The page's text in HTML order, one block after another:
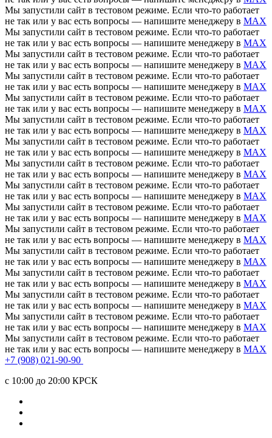
Мы запустили сайт в тестовом режиме. Если что-то работает
не так или у вас есть вопросы — напишите менеджеру в MAX
Мы запустили сайт в тестовом режиме. Если что-то работает
не так или у вас есть вопросы — напишите менеджеру в MAX
Мы запустили сайт в тестовом режиме. Если что-то работает
не так или у вас есть вопросы — напишите менеджеру в MAX
Мы запустили сайт в тестовом режиме. Если что-то работает
не так или у вас есть вопросы — напишите менеджеру в MAX
Мы запустили сайт в тестовом режиме. Если что-то работает
не так или у вас есть вопросы — напишите менеджеру в MAX
Мы запустили сайт в тестовом режиме. Если что-то работает
не так или у вас есть вопросы — напишите менеджеру в MAX
Мы запустили сайт в тестовом режиме. Если что-то работает
не так или у вас есть вопросы — напишите менеджеру в MAX
Мы запустили сайт в тестовом режиме. Если что-то работает
не так или у вас есть вопросы — напишите менеджеру в MAX
Мы запустили сайт в тестовом режиме. Если что-то работает
не так или у вас есть вопросы — напишите менеджеру в MAX
Мы запустили сайт в тестовом режиме. Если что-то работает
не так или у вас есть вопросы — напишите менеджеру в MAX
Мы запустили сайт в тестовом режиме. Если что-то работает
не так или у вас есть вопросы — напишите менеджеру в MAX
Мы запустили сайт в тестовом режиме. Если что-то работает
не так или у вас есть вопросы — напишите менеджеру в MAX
Мы запустили сайт в тестовом режиме. Если что-то работает
не так или у вас есть вопросы — напишите менеджеру в MAX
Мы запустили сайт в тестовом режиме. Если что-то работает
не так или у вас есть вопросы — напишите менеджеру в MAX
Мы запустили сайт в тестовом режиме. Если что-то работает
не так или у вас есть вопросы — напишите менеджеру в MAX
Мы запустили сайт в тестовом режиме. Если что-то работает
не так или у вас есть вопросы — напишите менеджеру в MAX
+7 (908) 021-90-90
c 10:00 до 20:00 КРСК